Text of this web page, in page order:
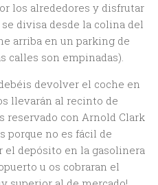
los alrededores y disfrutar
divisa desde la colina del
arriba en un parking de
calles son empinadas).
devolver el coche en
llevarán al recinto de
reservado con Arnold Clark
porque no es fácil de
el depósito en la gasolinera
u os cobraran el